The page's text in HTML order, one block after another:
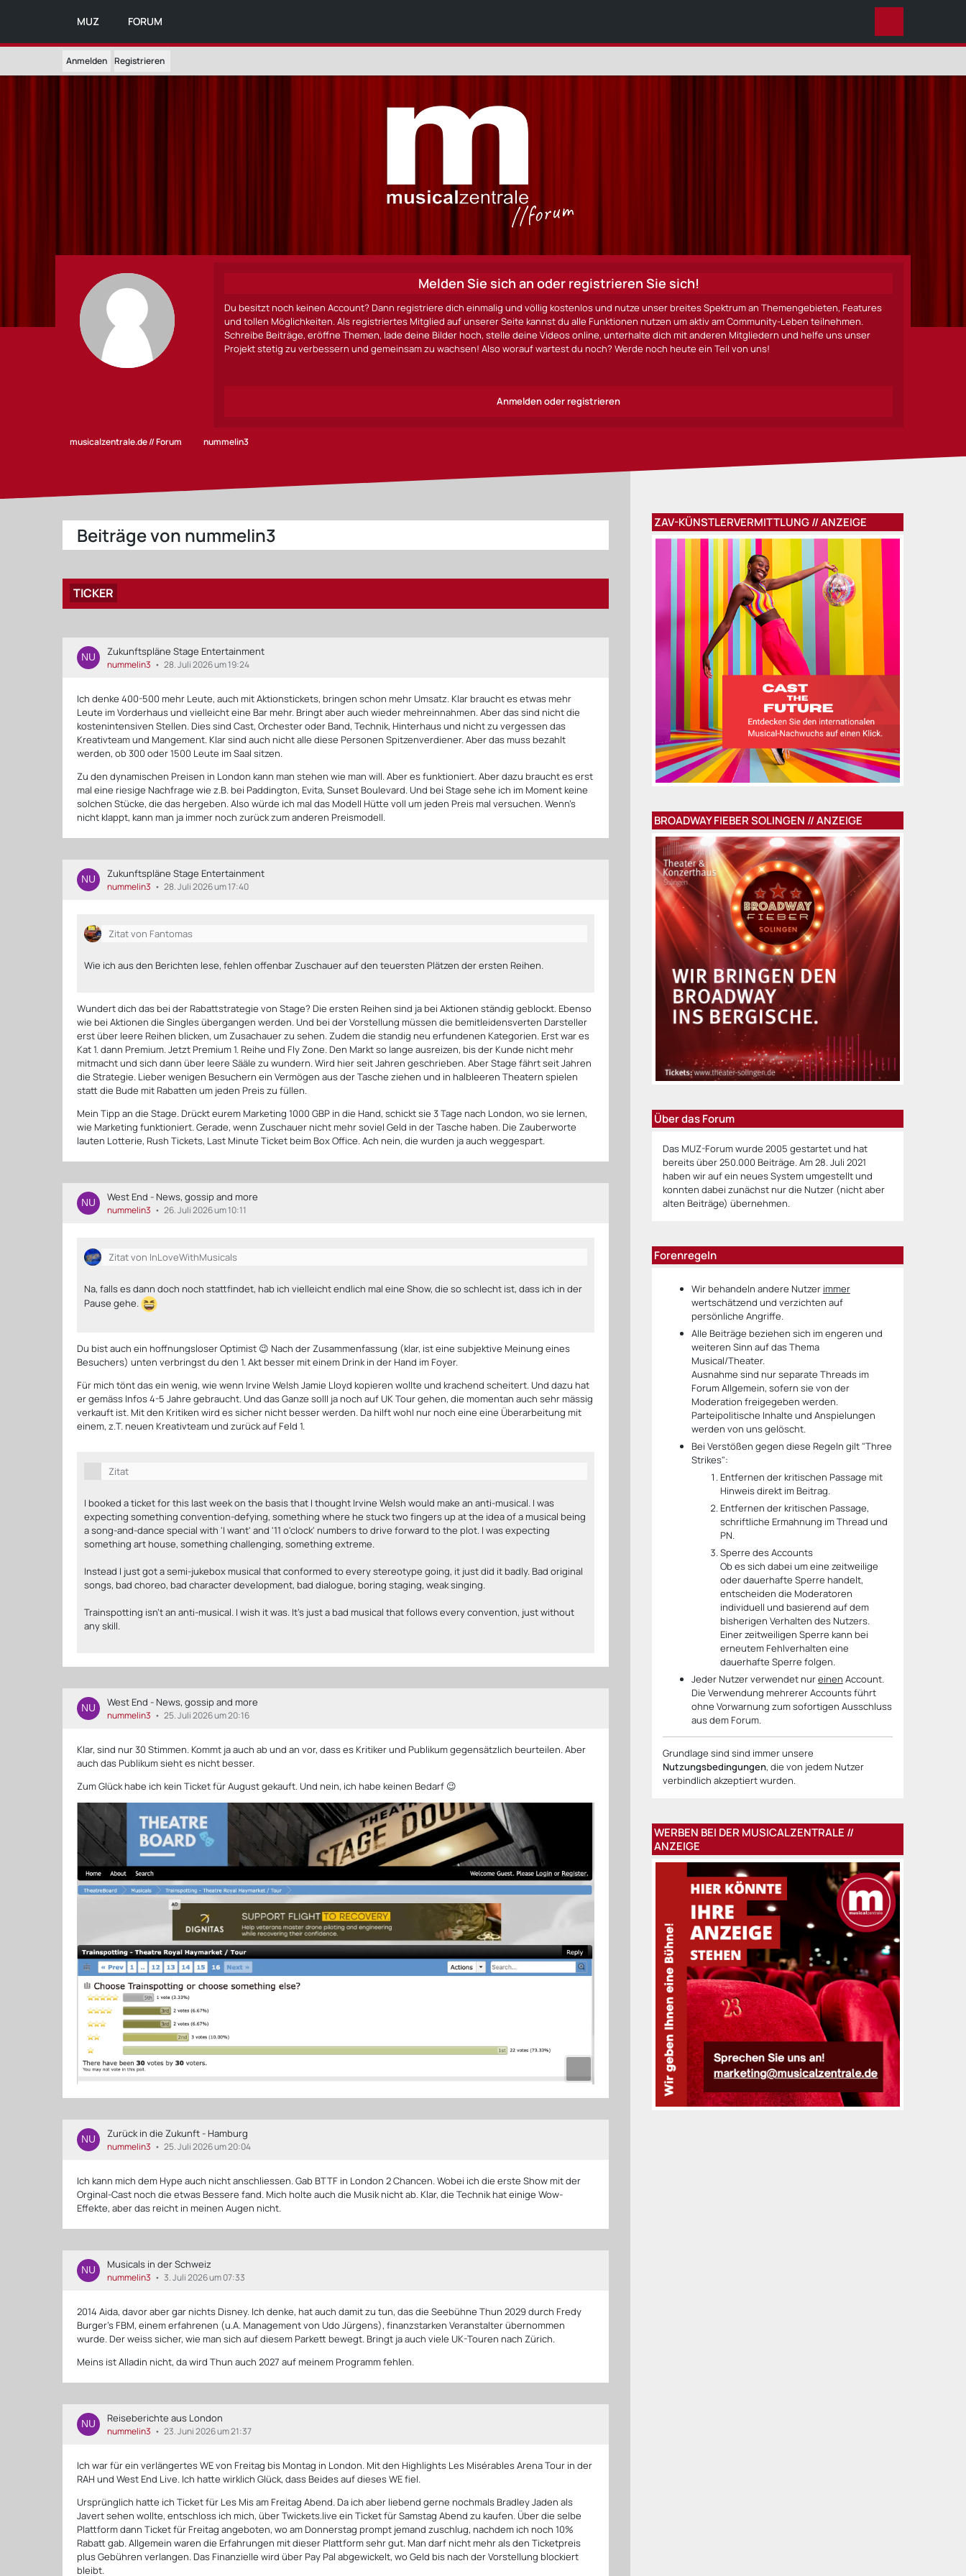
MUZ FORUM
Anmelden Registrieren
Melden Sie sich an oder registrieren Sie sich!
Du besitzt noch keinen Account? Dann registriere dich einmalig und völlig kostenlos und nutze unser breites Spektrum an Themengebieten, Features
und tollen Möglichkeiten. Als registriertes Mitglied auf unserer Seite kannst du alle Funktionen nutzen um aktiv am Community-Leben teilnehmen.
Schreibe Beiträge, eröffne Themen, lade deine Bilder hoch, stelle deine Videos online, unterhalte dich mit anderen Mitgliedern und helfe uns unser
Projekt stetig zu verbessern und gemeinsam zu wachsen! Also worauf wartest du noch? Werde noch heute ein Teil von uns!
Anmelden oder registrieren
musicalzentrale.de // Forum nummelin3
Beiträge von nummelin3
TICKER
Zukunftspläne Stage Entertainment
nummelin3 28. Juli 2026 um 19:24
Ich denke 400-500 mehr Leute, auch mit Aktionstickets, bringen schon mehr Umsatz. Klar braucht es etwas mehr
Leute im Vorderhaus und vielleicht eine Bar mehr. Bringt aber auch wieder mehreinnahmen. Aber das sind nicht die
kostenintensiven Stellen. Dies sind Cast, Orchester oder Band, Technik, Hinterhaus und nicht zu vergessen das
Kreativteam und Mangement. Klar sind auch nicht alle diese Personen Spitzenverdiener. Aber das muss bezahlt
werden, ob 300 oder 1500 Leute im Saal sitzen.
Zu den dynamischen Preisen in London kann man stehen wie man will. Aber es funktioniert. Aber dazu braucht es erst
mal eine riesige Nachfrage wie z.B. bei Paddington, Evita, Sunset Boulevard. Und bei Stage sehe ich im Moment keine
solchen Stücke, die das hergeben. Also würde ich mal das Modell Hütte voll um jeden Preis mal versuchen. Wenn's
nicht klappt, kann man ja immer noch zurück zum anderen Preismodell.
Zukunftspläne Stage Entertainment
nummelin3 28. Juli 2026 um 17:40
Zitat von Fantomas
Wie ich aus den Berichten lese, fehlen offenbar Zuschauer auf den teuersten Plätzen der ersten Reihen.
Wundert dich das bei der Rabattstrategie von Stage? Die ersten Reihen sind ja bei Aktionen ständig geblockt. Ebenso
wie bei Aktionen die Singles übergangen werden. Und bei der Vorstellung müssen die bemitleidensverten Darsteller
erst über leere Reihen blicken, um Zusachauer zu sehen. Zudem die standig neu erfundenen Kategorien. Erst war es
Kat 1. dann Premium. Jetzt Premium 1. Reihe und Fly Zone. Den Markt so lange ausreizen, bis der Kunde nicht mehr
mitmacht und sich dann über leere Sääle zu wundern. Wird hier seit Jahren geschrieben. Aber Stage fährt seit Jahren
die Strategie. Lieber wenigen Besuchern ein Vermögen aus der Tasche ziehen und in halbleeren Theatern spielen
statt die Bude mit Rabatten um jeden Preis zu füllen.
Mein Tipp an die Stage. Drückt eurem Marketing 1000 GBP in die Hand, schickt sie 3 Tage nach London, wo sie lernen,
wie Marketing funktioniert. Gerade, wenn Zuschauer nicht mehr soviel Geld in der Tasche haben. Die Zauberworte
lauten Lotterie, Rush Tickets, Last Minute Ticket beim Box Office. Ach nein, die wurden ja auch weggespart.
West End - News, gossip and more
nummelin3 26. Juli 2026 um 10:11
Zitat von InLoveWithMusicals
Na, falls es dann doch noch stattfindet, hab ich vielleicht endlich mal eine Show, die so schlecht ist, dass ich in der
Pause gehe.
Du bist auch ein hoffnungsloser Optimist 😉 Nach der Zusammenfassung (klar, ist eine subjektive Meinung eines
Besuchers) unten verbringst du den 1. Akt besser mit einem Drink in der Hand im Foyer.
Für mich tönt das ein wenig, wie wenn Irvine Welsh Jamie Lloyd kopieren wollte und krachend scheitert. Und dazu hat
er gemäss Infos 4-5 Jahre gebraucht. Und das Ganze solll ja noch auf UK Tour gehen, die momentan auch sehr mässig
verkauft ist. Mit den Kritiken wird es sicher nicht besser werden. Da hilft wohl nur noch eine eine Überarbeitung mit
einem, z.T. neuen Kreativteam und zurück auf Feld 1.
Zitat
I booked a ticket for this last week on the basis that I thought Irvine Welsh would make an anti-musical. I was
expecting something convention-defying, something where he stuck two fingers up at the idea of a musical being
a song-and-dance special with 'I want' and '11 o'clock' numbers to drive forward to the plot. I was expecting
something art house, something challenging, something extreme.
Instead I just got a semi-jukebox musical that conformed to every stereotype going, it just did it badly. Bad original
songs, bad choreo, bad character development, bad dialogue, boring staging, weak singing.
Trainspotting isn't an anti-musical. I wish it was. It's just a bad musical that follows every convention, just without
any skill.
West End - News, gossip and more
nummelin3 25. Juli 2026 um 20:16
Klar, sind nur 30 Stimmen. Kommt ja auch ab und an vor, dass es Kritiker und Publikum gegensätzlich beurteilen. Aber
auch das Publikum sieht es nicht besser.
Zum Glück habe ich kein Ticket für August gekauft. Und nein, ich habe keinen Bedarf 😉
Zurück in die Zukunft - Hamburg
nummelin3 25. Juli 2026 um 20:04
Ich kann mich dem Hype auch nicht anschliessen. Gab BTTF in London 2 Chancen. Wobei ich die erste Show mit der
Orginal-Cast noch die etwas Bessere fand. Mich holte auch die Musik nicht ab. Klar, die Technik hat einige Wow-
Effekte, aber das reicht in meinen Augen nicht.
Musicals in der Schweiz
nummelin3 3. Juli 2026 um 07:33
2014 Aida, davor aber gar nichts Disney. Ich denke, hat auch damit zu tun, das die Seebühne Thun 2029 durch Fredy
Burger's FBM, einem erfahrenen (u.A. Management von Udo Jürgens), finanzstarken Veranstalter übernommen
wurde. Der weiss sicher, wie man sich auf diesem Parkett bewegt. Bringt ja auch viele UK-Touren nach Zürich.
Meins ist Alladin nicht, da wird Thun auch 2027 auf meinem Programm fehlen.
Reiseberichte aus London
nummelin3 23. Juni 2026 um 21:37
Ich war für ein verlängertes WE von Freitag bis Montag in London. Mit den Highlights Les Misérables Arena Tour in der
RAH und West End Live. Ich hatte wirklich Glück, dass Beides auf dieses WE fiel.
Ursprünglich hatte ich Ticket für Les Mis am Freitag Abend. Da ich aber liebend gerne nochmals Bradley Jaden als
Javert sehen wollte, entschloss ich mich, über Twickets.live ein Ticket für Samstag Abend zu kaufen. Über die selbe
Plattform dann Ticket für Freitag angeboten, wo am Donnerstag prompt jemand zuschlug, nachdem ich noch 10%
Rabatt gab. Allgemein waren die Erfahrungen mit dieser Plattform sehr gut. Man darf nicht mehr als den Ticketpreis
plus Gebühren verlangen. Das Finanzielle wird über Pay Pal abgewickelt, wo Geld bis nach der Vorstellung blockiert
bleibt.
ZAV-KÜNSTLERVERMITTLUNG // ANZEIGE
BROADWAY FIEBER SOLINGEN // ANZEIGE
Über das Forum
Das MUZ-Forum wurde 2005 gestartet und hat
bereits über 250.000 Beiträge. Am 28. Juli 2021
haben wir auf ein neues System umgestellt und
konnten dabei zunächst nur die Nutzer (nicht aber
alten Beiträge) übernehmen.
Forenregeln
Wir behandeln andere Nutzer immer
wertschätzend und verzichten auf
persönliche Angriffe.
Alle Beiträge beziehen sich im engeren und
weiteren Sinn auf das Thema
Musical/Theater.
Ausnahme sind nur separate Threads im
Forum Allgemein, sofern sie von der
Moderation freigegeben werden.
Parteipolitische Inhalte und Anspielungen
werden von uns gelöscht.
Bei Verstößen gegen diese Regeln gilt "Three
Strikes":
Entfernen der kritischen Passage mit
Hinweis direkt im Beitrag.
Entfernen der kritischen Passage,
schriftliche Ermahnung im Thread und
PN.
Sperre des Accounts
Ob es sich dabei um eine zeitweilige
oder dauerhafte Sperre handelt,
entscheiden die Moderatoren
individuell und basierend auf dem
bisherigen Verhalten des Nutzers.
Einer zeitweiligen Sperre kann bei
erneutem Fehlverhalten eine
dauerhafte Sperre folgen.
Jeder Nutzer verwendet nureinen Account.
Die Verwendung mehrerer Accounts führt
ohne Vorwarnung zum sofortigen Ausschluss
aus dem Forum.
Grundlage sind sind immer unsere
Nutzungsbedingungen, die von jedem Nutzer
verbindlich akzeptiert wurden.
WERBEN BEI DER MUSICALZENTRALE //
ANZEIGE